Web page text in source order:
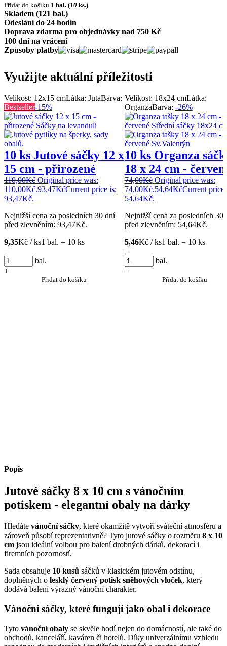
Přidat do košíku 1 bal. (10 ks.)
Skladem (121 bal.)
Odeslání do 24 hodin
Doprava zdarma pro objednávky nad 750 Kč
100 dní na vrácení
Způsoby platby
Využijte aktuální příležitosti
Velikost: 12x15 cmLátka: JutaBarva:
Bestseller-15%
10 ks Jutové sáčky 12 x
15 cm - přirozené
110,00Kč Original price was:
110,00Kč.93,47KčCurrent price is:
93,47Kč.
Nejnižší cena za posledních 30 dní
před zlevněním: 93,47Kč.
9,35Kč / ks1 bal. = 10 ks
–
bal.
+
Přidat do košíku
Velikost: 18x24 cmLátka:
OrganzaBarva: -26%
10 ks Organza
18 x 24 cm -
74,00Kč Original price was:
74,00Kč.54,64KčCurrent price
54,64Kč.
Nejnižší cena za posledních 30
před zlevněním: 54,64Kč.
5,46Kč / ks1 bal. = 10 ks
–
bal.
+
Přidat do košíku
Popis
Jutové sáčky 8 x 10 cm s vánočním
potiskem - elegantní obaly na dárky
Hledáte vánoční sáčky, které okamžitě vytvoří sváteční atmosféru a
zároveň působí reprezentativně? Tyto jutové sáčky o rozměru 8 x 10
cm jsou ideální volbou pro balení drobných dárků, dekorací i
firemních pozorností.
Sada obsahuje 10 kusů sáčků v klasickém jutovém odstínu,
doplněných o lesklý červený potisk sněhových vloček, který
dodává balení výrazný vánoční charakter.
Vánoční sáčky, které fungují jako obal i dekorace
Tyto vánoční obaly se skvěle hodí nejen do domácností, ale také do
obchodů, kanceláří, kaváren či hotelů. Díky univerzálnímu vzhledu